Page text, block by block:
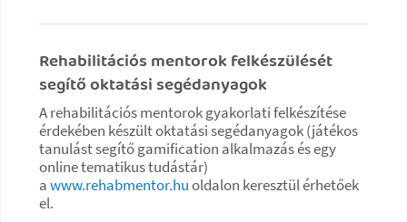
Rehabilitációs mentorok felkészülését
segítő oktatási segédanyagok
A rehabilitációs mentorok gyakorlati felkészítése
érdekében készült oktatási segédanyagok (játékos
tanulást segítő gamification alkalmazás és egy
online tematikus tudástár)
awww.rehabmentor.huoldalon keresztül érhetőek
el.